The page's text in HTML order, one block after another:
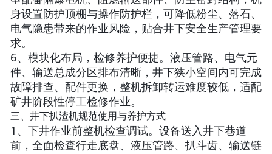
身设置防护顶棚与操作防护栏，可降低粉尘、落石、
电气隐患带来的作业风险，贴合井下安全生产管理要
求。
6、模块化布局，检修养护便捷。液压管路、电气元
件、输送总成分区排布清晰，井下狭小空间内可完成
故障排查、配件更换，整机拆卸转运难度较低，适配
矿井阶段性停工检修作业。
三、井下扒渣机规范使用与养护方式
1、下井作业前整机检查调试。设备送入井下巷道
前，全面检查行走底盘、液压管路、扒斗齿、输送链